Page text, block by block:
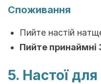
Споживання
Пийте настій
Пийте принаймні
5. Настої